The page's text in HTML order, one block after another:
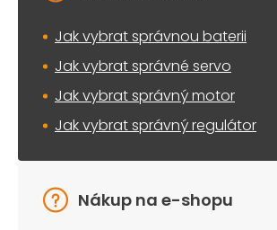
Jak vybrat správnou baterii
Jak vybrat správné servo
Jak vybrat správný motor
Jak vybrat správný regulátor
Nákup na e-shopu